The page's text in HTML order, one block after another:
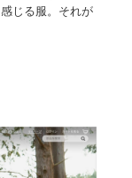
じる服。それが